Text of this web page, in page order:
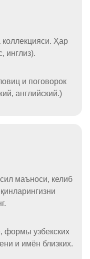
коллекцияси. Ҳар
инглиз).
и поговорок
английский.)
маъноси, келиб
формы узбекских
и имён близких.